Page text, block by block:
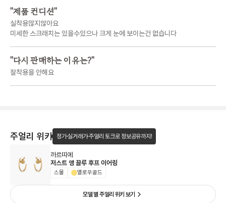
"제품 컨디션"
실착용많지않아요
미세한 스크래치는 있을수있으나 크게 눈에 보이는건 없습니다
"다시 판매하는 이유는?"
잘착용을 안해요
주얼리 위키 정가·실거래가·주얼리 토크로 정보공유까지!
까르띠에
저스트 앵 끌루 후프 이어링
스몰 옐로우골드
모델 별 주얼리 위키 보기